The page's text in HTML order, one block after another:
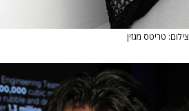
צילום: טריטס מגזין